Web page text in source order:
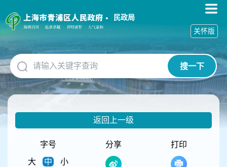
障
碍
作
说
明
跳
到
网
民政局
搜一下
关怀版
返回上一级
字号
大
中 小
分享 打印